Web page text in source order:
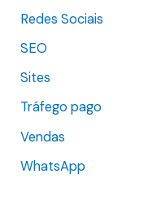
Redes Sociais
SEO
Sites
Tráfego pago
Vendas
WhatsApp